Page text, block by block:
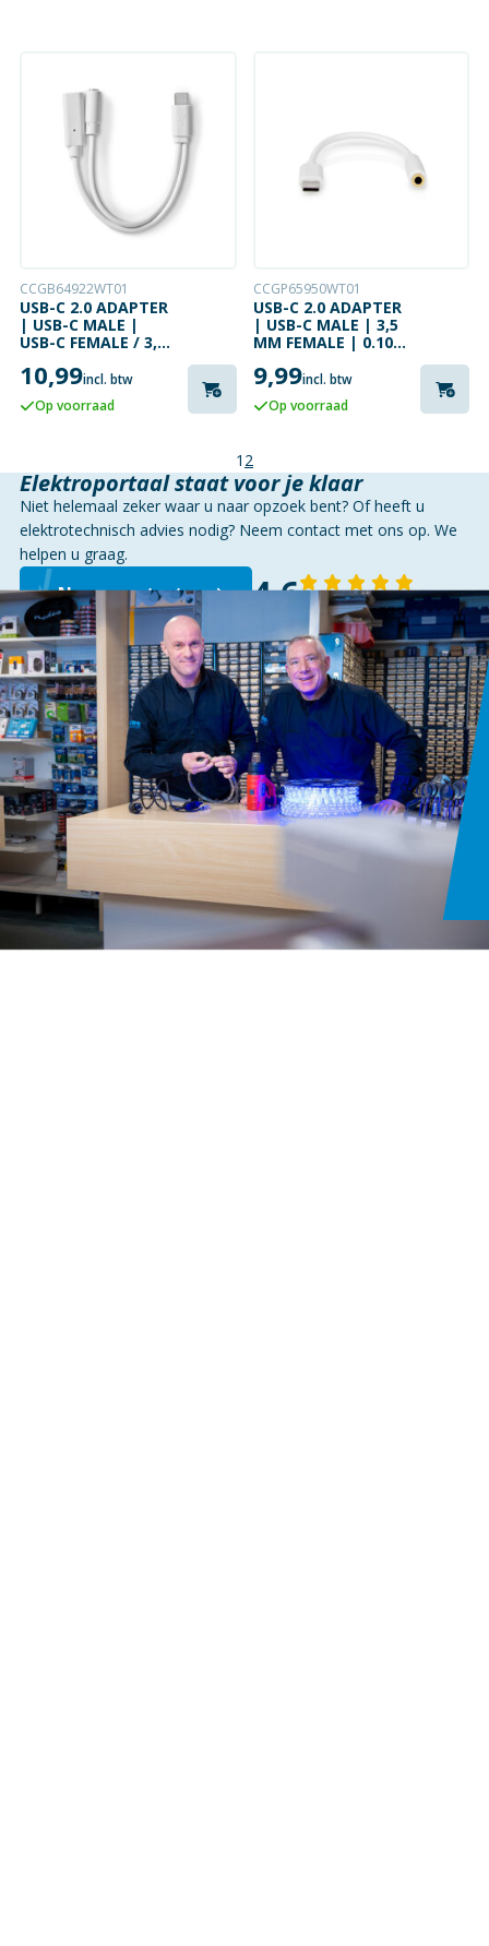
CCGB64922WT01
USB-C 2.0 ADAPTER
| USB-C MALE |
USB-C FEMALE / 3,5
METER
10,99incl. btw
Op voorraad
CCGP65950WT01
USB-C 2.0 ADAPTER
| USB-C MALE | 3,5
MM FEMALE | 0.10
9,99incl. btw
Op voorraad
1 2
Elektroportaal staat voor je klaar
Niet helemaal zeker waar u naar opzoek bent? Of heeft u
elektrotechnisch advies nodig? Neem contact met ons op. We
helpen u graag.
Neem contact op 4,6 143 reviews